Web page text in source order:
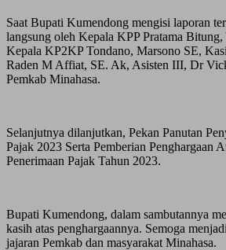
Saat Bupati Kumendong mengisi laporan
langsung oleh Kepala KPP Pratama
Kepala KP2KP Tondano, Marsono SE,
Raden M Affiat, SE. Ak, Asisten III, Dr
Pemkab Minahasa.
Selanjutnya dilanjutkan, Pekan Panutan
Pajak 2023 Serta Pemberian Penghargaan
Penerimaan Pajak Tahun 2023.
Bupati Kumendong, dalam sambutannya
kasih atas penghargaannya. Semoga
jajaran Pemkab dan masyarakat Minahasa.